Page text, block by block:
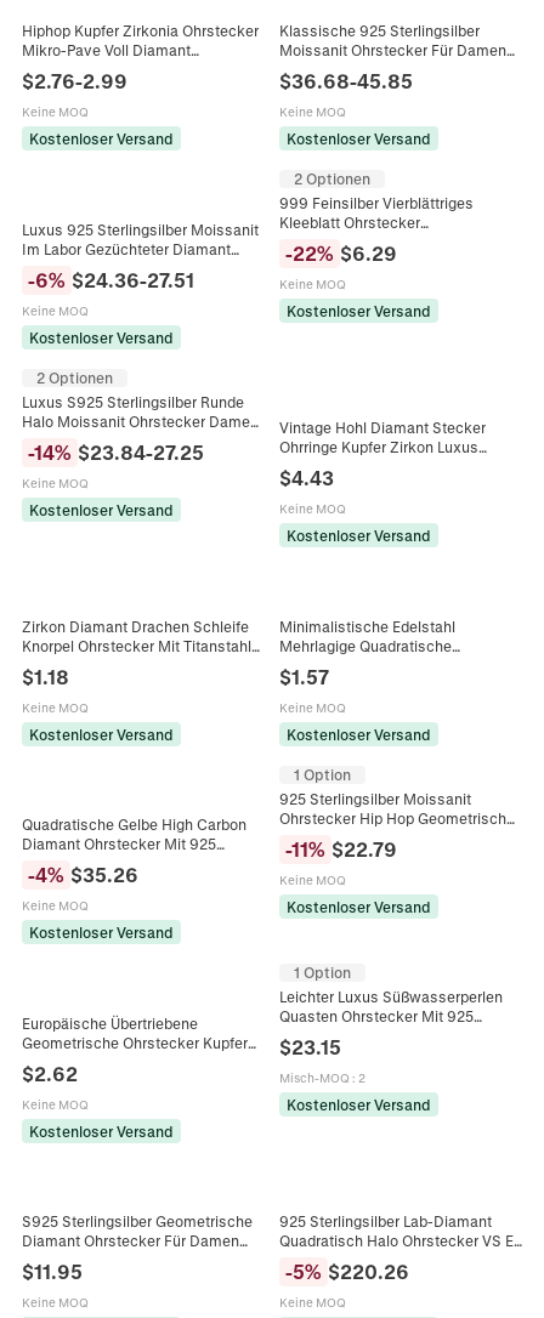
Hiphop Kupfer Zirkonia Ohrstecker
Mikro-Pave Voll Diamant
Schraubverschluss Halbkreis
Gewinde Ohrringe Unisex Mode
Schmuck
$2.76-2.99
Keine MOQ
Kostenloser Versand
Klassische 925 Sterlingsilber
Moissanit Ohrstecker Für Damen
Rundschliff Diamant Ohrring
Jubiläum Schmuck Geschenk Mit
Zertifikat
$36.68-45.85
Keine MOQ
Kostenloser Versand
Luxus 925 Sterlingsilber Moissanit
Im Labor Gezüchteter Diamant
Ohrstecker Rundschliff 18K
Vergoldet Unisex Edler Schmuck
-6% $24.36-27.51
Keine MOQ
Kostenloser Versand
2 Optionen
999 Feinsilber Vierblättriges
Kleeblatt Ohrstecker
Minimalistisch Diamantschliff
Funkelnd Luxus Elegant Damen
Schmuck
-22% $6.29
Keine MOQ
Kostenloser Versand
2 Optionen
Luxus S925 Sterlingsilber Runde
Halo Moissanit Ohrstecker Damen
Funkelnde Moissanit Diamant
Mode Schmuck
-14% $23.84-27.25
Keine MOQ
Kostenloser Versand
Vintage Hohl Diamant Stecker
Ohrringe Kupfer Zirkon Luxus
Geometrische Blumen Schmuck
Mit Silbernem Ohrstecker
$4.43
Keine MOQ
Kostenloser Versand
Zirkon Diamant Drachen Schleife
Knorpel Ohrstecker Mit Titanstahl
Schraubverschluss Piercing
Schmuck
$1.18
Keine MOQ
Kostenloser Versand
Minimalistische Edelstahl
Mehrlagige Quadratische
Vergoldet Diamantschliff
Geometrische Textur Schmuck
$1.57
Keine MOQ
Kostenloser Versand
Quadratische Gelbe High Carbon
Diamant Ohrstecker Mit 925
Sterling Silber Ohrstecker Luxus
Elegant Geometrischer Schmuck
-4% $35.26
Keine MOQ
Kostenloser Versand
1 Option
925 Sterlingsilber Moissanit
Ohrstecker Hip Hop Geometrische
Schmuck Für Herren Damen
-11% $22.79
Keine MOQ
Kostenloser Versand
Europäische Übertriebene
Geometrische Ohrstecker Kupfer
Rautenform Leichter
Luxusschmuck Für Damen
$2.62
Keine MOQ
Kostenloser Versand
1 Option
Leichter Luxus Süßwasserperlen
Quasten Ohrstecker Mit 925
Sterlingsilber Stift Hochwertiger
Kohlenstoff Diamant Ohrringe
$23.15
Misch-MOQ : 2
Kostenloser Versand
S925 Sterlingsilber Geometrische
Diamant Ohrstecker Für Damen
Punk Stil Vergoldet Strass Eingelegt
Mode Ohrschmuck
$11.95
Keine MOQ
925 Sterlingsilber Lab-Diamant
Quadratisch Halo Ohrstecker VS EF
Rundschliff Luxus Mode Schmuck
Für Damen Geschenk
-5% $220.26
Keine MOQ